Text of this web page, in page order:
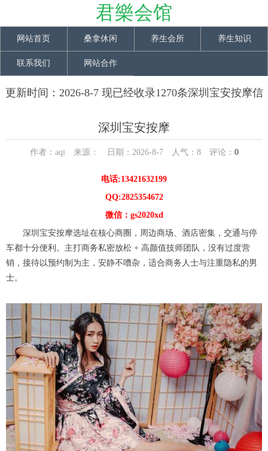
君樂会馆
网站首页 桑拿休闲 养生会所 养生知识
联系我们 网站合作
更新时间：2026-8-7 现已经收录1270条深圳宝安按摩信
深圳宝安按摩
作者：aqi 来源： 日期：2026-8-7 人气： 8评论： 0
电话:13421632199
QQ:2825354672
微信：gs2020xd
深圳宝安按摩选址在核心商圈，周边商场、酒店密集，交通与停
车都十分便利。主打商务私密放松 + 高颜值技师团队，没有过度营
销，接待以预约制为主，安静不嘈杂，适合商务人士与注重隐私的男
士。